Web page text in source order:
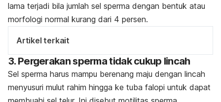
lama terjadi bila jumlah sel sperma dengan bentuk atau
morfologi normal kurang dari 4 persen.
Artikel terkait
3. Pergerakan sperma tidak cukup lincah
Sel sperma harus mampu berenang maju dengan lincah
menyusuri mulut rahim hingga ke tuba falopi untuk dapat